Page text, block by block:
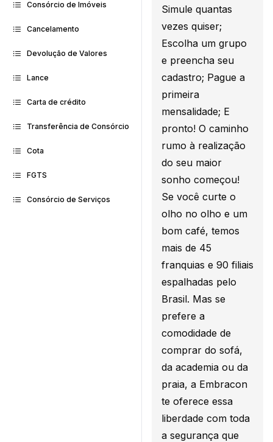
Consórcio de Imóveis
Cancelamento
Devolução de Valores
Lance
Carta de crédito
Transferência de Consórcio
Cota
FGTS
Consórcio de Serviços
Simule quantas
vezes quiser;
Escolha um grupo
e preencha seu
cadastro; Pague a
primeira
mensalidade; E
pronto! O caminho
rumo à realização
do seu maior
sonho começou!
Se você curte o
olho no olho e um
bom café, temos
mais de 45
franquias e 90 filiais
espalhadas pelo
Brasil. Mas se
prefere a
comodidade de
comprar do sofá,
da academia ou da
praia, a Embracon
te oferece essa
liberdade com toda
a segurança que